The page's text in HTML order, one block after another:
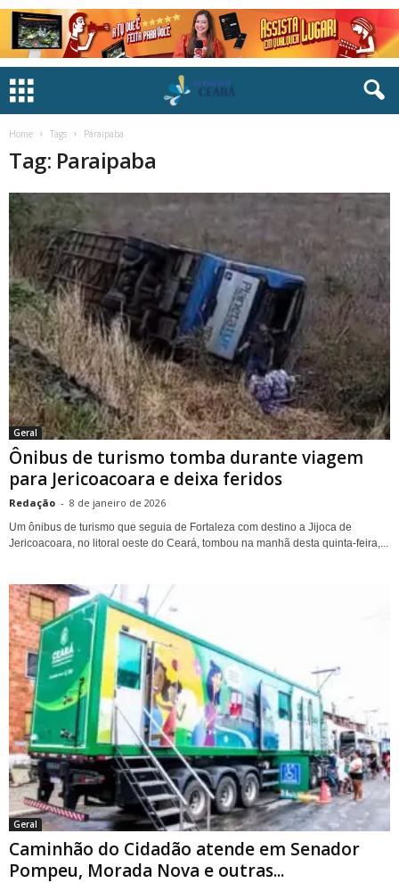
Home Tags Paraipaba
Tag: Paraipaba
Geral
Ônibus de turismo tomba durante viagem
para Jericoacoara e deixa feridos
Redação - 8 de janeiro de 2026
Um ônibus de turismo que seguia de Fortaleza com destino a Jijoca de
Jericoacoara, no litoral oeste do Ceará, tombou na manhã desta quinta-feira,...
Geral
Caminhão do Cidadão atende em Senador
Pompeu, Morada Nova e outras...